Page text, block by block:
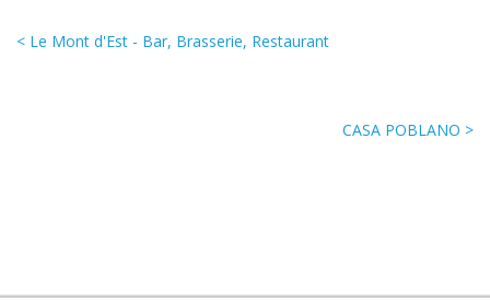
< Le Mont d'Est - Bar, Brasserie, Restaurant
CASA POBLANO >